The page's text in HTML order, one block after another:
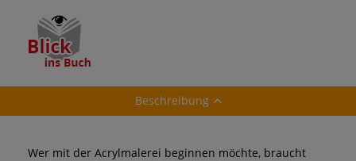
Beschreibung
Wer mit der Acrylmalerei beginnen möchte, braucht